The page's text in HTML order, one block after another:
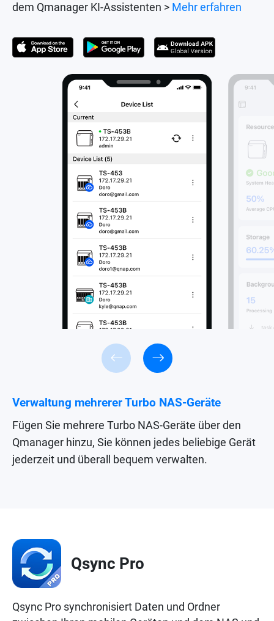
dem Qmanager KI-Assistenten > Mehr erfahren
Verwaltung mehrerer Turbo NAS-Geräte
Fügen Sie mehrere Turbo NAS-Geräte über den
Qmanager hinzu, Sie können jedes beliebige Gerät
jederzeit und überall bequem verwalten.
Qsync Pro
Qsync Pro synchronisiert Daten und Ordner